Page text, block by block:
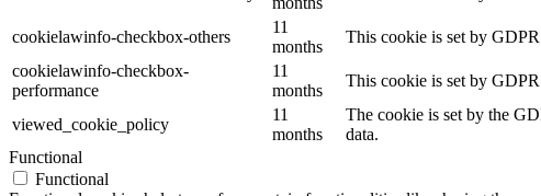
cookielawinfo-checkbox-others
11
months
This cookie is set by
cookielawinfo-checkbox-
performance
11
months
This cookie is set by
viewed_cookie_policy
11
months
The cookie is set by the
data.
Functional
Functional